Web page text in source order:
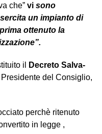
che” visono
un impianto di
ottenuto la
il
Decreto Salva-
del Consiglio,
perchè ritenuto
in legge ,